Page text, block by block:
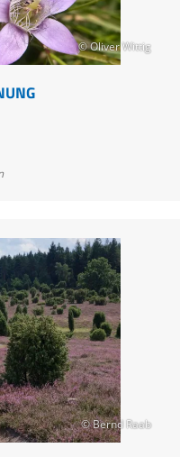
© Oliver Wittig
© Bernd Raab